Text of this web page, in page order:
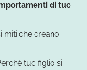
di tuo
miti che creano
tuo figlio si